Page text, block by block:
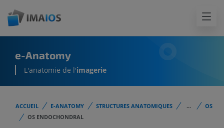
e-Anatomy
L'anatomie de l'imagerie
ACCUEIL E-ANATOMY STRUCTURES ANATOMIQUES ...
OS
OS ENDOCHONDRAL